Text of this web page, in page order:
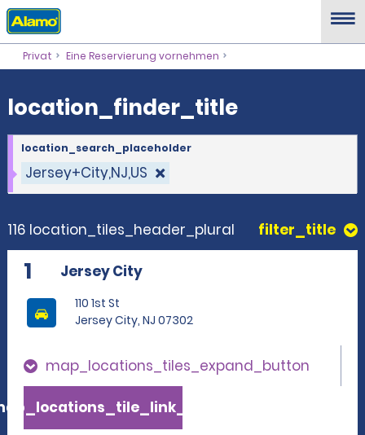
location_finder_title
Privat Eine Reservierung vornehmen
location_finder_title
Jersey+City,NJ,US
location_search_placeholder
116 location_tiles_header_plural filter_title
1 Jersey City
110 1st St
Jersey City, NJ 07302
map_locations_tiles_expand_button